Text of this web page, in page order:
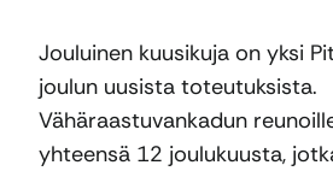
Jouluinen kuusikuja on yksi
joulun uusista toteutuksista.
Vähäraastuvankadun
yhteensä 12 joulukuusta,